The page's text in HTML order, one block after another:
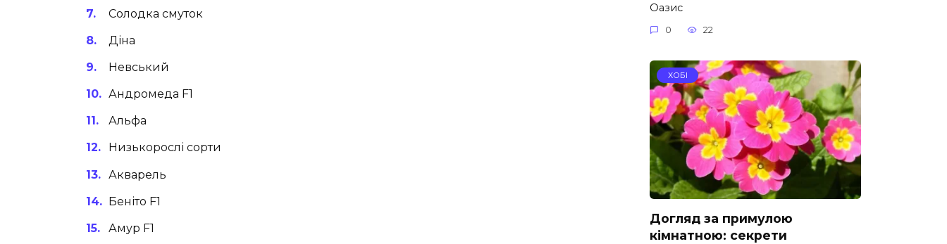
Солодка смуток
Діна
Невський
Андромеда F1
Альфа
Низькорослі сорти
Акварель
Беніто F1
Амур F1
Оазис
0 22
ХОБІ
Догляд за примулою
кімнатною: секрети